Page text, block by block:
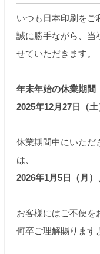
いつも日本印刷をご
誠に勝手ながら、当
せていただきます。
年末年始の休業期間
2025年12月27日（土
休業期間中にいただ
は、
2026年1月5日（月）
お客様にはご不便を
何卒ご理解賜ります